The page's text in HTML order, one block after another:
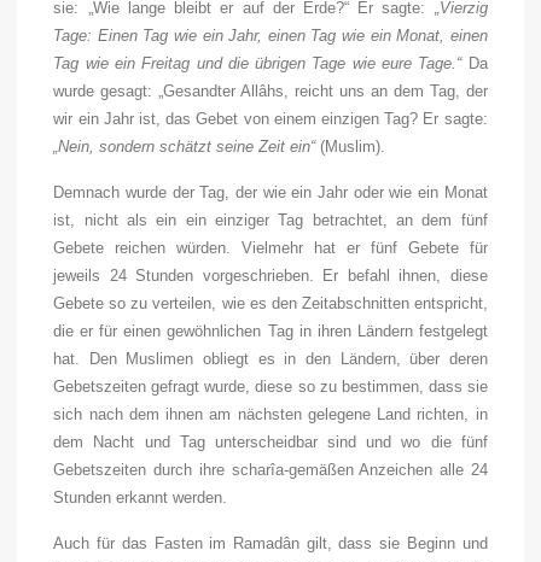
sie: „Wie lange bleibt er auf der Erde?“ Er sagte: „Vierzig
Tage: Einen Tag wie ein Jahr, einen Tag wie ein Monat, einen
Tag wie ein Freitag und die übrigen Tage wie eure Tage.“Da
wurde gesagt: „Gesandter Allâhs, reicht uns an dem Tag, der
wir ein Jahr ist, das Gebet von einem einzigen Tag? Er sagte:
„Nein, sondern schätzt seine Zeit ein“(Muslim).
Demnach wurde der Tag, der wie ein Jahr oder wie ein Monat
ist, nicht als ein ein einziger Tag betrachtet, an dem fünf
Gebete reichen würden. Vielmehr hat er fünf Gebete für
jeweils 24 Stunden vorgeschrieben. Er befahl ihnen, diese
Gebete so zu verteilen, wie es den Zeitabschnitten entspricht,
die er für einen gewöhnlichen Tag in ihren Ländern festgelegt
hat. Den Muslimen obliegt es in den Ländern, über deren
Gebetszeiten gefragt wurde, diese so zu bestimmen, dass sie
sich nach dem ihnen am nächsten gelegene Land richten, in
dem Nacht und Tag unterscheidbar sind und wo die fünf
Gebetszeiten durch ihre scharîa-gemäßen Anzeichen alle 24
Stunden erkannt werden.
Auch für das Fasten im Ramadân gilt, dass sie Beginn und